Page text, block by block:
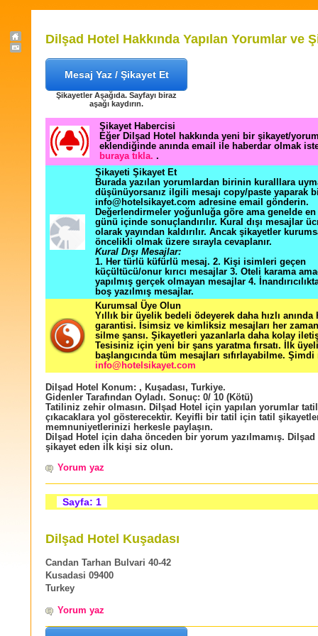
Dilşad Hotel Hakkında Yapılan Yorumlar ve
Mesaj Yaz / Şikayet Et
Şikayetler Aşağıda. Sayfayı biraz
aşağı kaydırın.
Şikayet Habercisi
Eğer Dilşad Hotel hakkında yeni bir şikayet/
eklendiğinde anında email ile haberdar olmak
buraya tıkla. .
Şikayeti Şikayet Et
Burada yazılan yorumlardan birinin kuralllara
düşünüyorsanız ilgili mesajı copy/paste yaparak
info@hotelsikayet.com adresine email gönderin.
Değerlendirmeler yoğunluğa göre ama genelde
günü içinde sonuçlandırılır. Kural dışı mesajlar
olarak yayından kaldırılır. Ancak şikayetler
öncelikli olmak üzere sırayla cevaplanır.
Kural Dışı Mesajlar:
1. Her türlü küfürlü mesaj. 2. Kişi isimleri geçen
küçültücü/onur kırıcı mesajlar 3. Oteli karama
yapılmış gerçek olmayan mesajlar 4.
boş yazılmış mesajlar.
Kurumsal Üye Olun
Yıllık bir üyelik bedeli ödeyerek daha hızlı
garantisi. İsimsiz ve kimliksiz mesajları her zaman
silme şansı. Şikayetleri yazanlarla daha kolay
Tesisiniz için yeni bir şans yaratma fırsatı. İlk
başlangıcında tüm mesajları sıfırlayabilme. Şimdi
info@hotelsikayet.com
Dilşad Hotel Konum: , Kuşadası, Turkiye.
Gidenler Tarafından Oyladı. Sonuç: 0/ 10 (Kötü)
Tatiliniz zehir olmasın. Dilşad Hotel için yapılan yorumlar
çıkacaklara yol gösterecektir. Keyifli bir tatil için tatil
memnuniyetlerinizi herkesle paylaşın.
Dilşad Hotel için daha önceden bir yorum yazılmamış. Dilşad
şikayet eden ilk kişi siz olun.
Yorum yaz
Sayfa: 1
Dilşad Hotel Kuşadası
Candan Tarhan Bulvari 40-42
Kusadasi 09400
Turkey
Yorum yaz